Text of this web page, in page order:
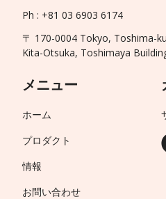
Ph : +81 03 6903 6174
〒 170-0004 Tokyo, Toshima-
Kita-Otsuka, Toshimaya
メニュー
ホーム
プロダクト
情報
お問い合わせ